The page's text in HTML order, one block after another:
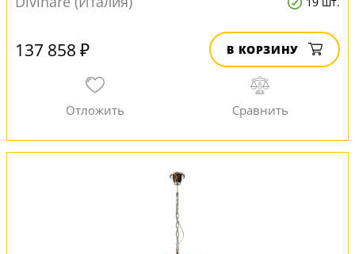
137 858 ₽ В КОРЗИНУ